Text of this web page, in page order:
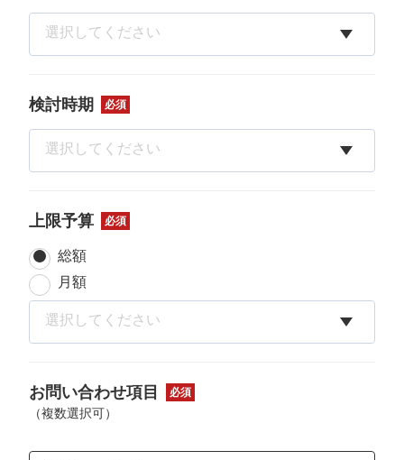
検討時期 必須
上限予算 必須
総額
月額
お問い合わせ項目 必須
（複数選択可）